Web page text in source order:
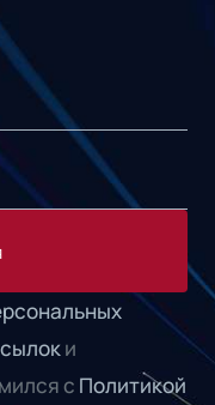
и
с Политикой